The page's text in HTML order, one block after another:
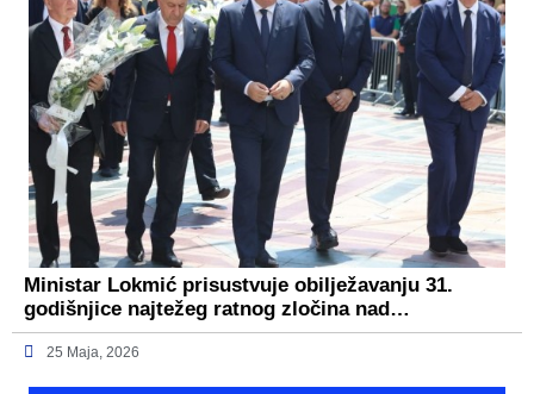
Ministar Lokmić prisustvuje obilježavanju 31.
godišnjice najtežeg ratnog zločina nad…
25 Maja, 2026